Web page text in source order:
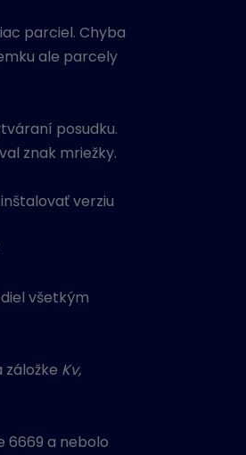
parciel. Chyba
ale parcely
posudku.
znak mriežky.
verziu
všetkým
Kv,
6669 a nebolo